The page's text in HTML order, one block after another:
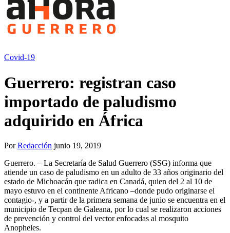
Covid-19
Guerrero: registran caso
importado de paludismo
adquirido en África
PorRedacción junio 19, 2019
Guerrero. – La Secretaría de Salud Guerrero (SSG) informa que
atiende un caso de paludismo en un adulto de 33 años originario del
estado de Michoacán que radica en Canadá, quien del 2 al 10 de
mayo estuvo en el continente Africano –donde pudo originarse el
contagio-, y a partir de la primera semana de junio se encuentra en el
municipio de Tecpan de Galeana, por lo cual se realizaron acciones
de prevención y control del vector enfocadas al mosquito
Anopheles.